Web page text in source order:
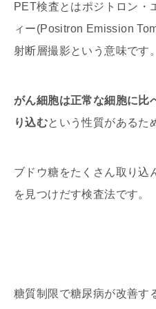
PET検査とはポジトロン・
ィー(Positron Emission
射断層撮影という意味です。
がん細胞は正常な細胞に比
り込むという性質があるた
ブドウ糖をたくさん取り込
を見つけだす検査法です。
糖質制限で糖尿病が改善す